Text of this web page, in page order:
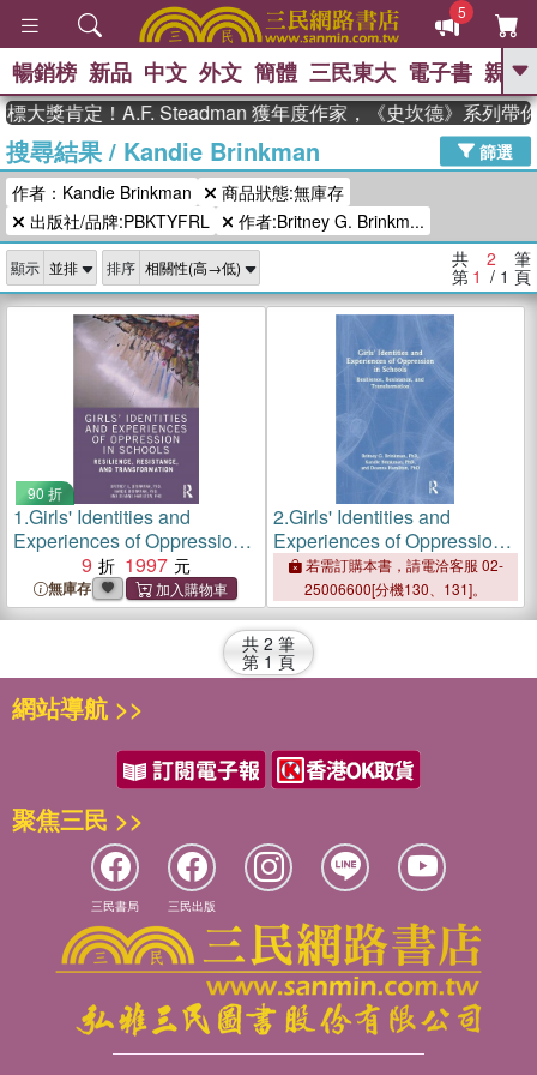
5
GO
熱搜： 東野圭吾 高希均教授回憶錄
、 The Odyssey 、 父親節 、 如果歷
史是一群喵 、
獎 臺灣漫遊錄 、 方念華 、
登輝時代 、 數學女孩：黎曼猜想 、
偉大的迷走神經
暢銷榜 新品 中文 外文 簡體 三民東大 電子書 親子
大獎肯定！A.F. Steadman 獲年度作家，《史坎德》系列帶
搜尋結果/ Kandie Brinkman
篩選
作者：Kandie Brinkman
商品狀態:無庫存
出版社/品牌:PBKTYFRL
作者:Britney G. Brinkm...
顯示 排序 共 2 筆
第 1 / 1 頁
90 折
1.Girls' Identities and
Experiences of Oppression
in Schools：Resilience,
Resistance, and
Transformation
9 1997
無庫存
2.Girls' Identities and
Experiences of Oppression
in Schools：Resilience,
Resistance, and
Transformation
若需訂購本書，請電洽客服 02-
25006600[分機130、131]。
共 2 筆
第 1 頁
網站導航 >>
聚焦三民 >>
三民書局 三民出版